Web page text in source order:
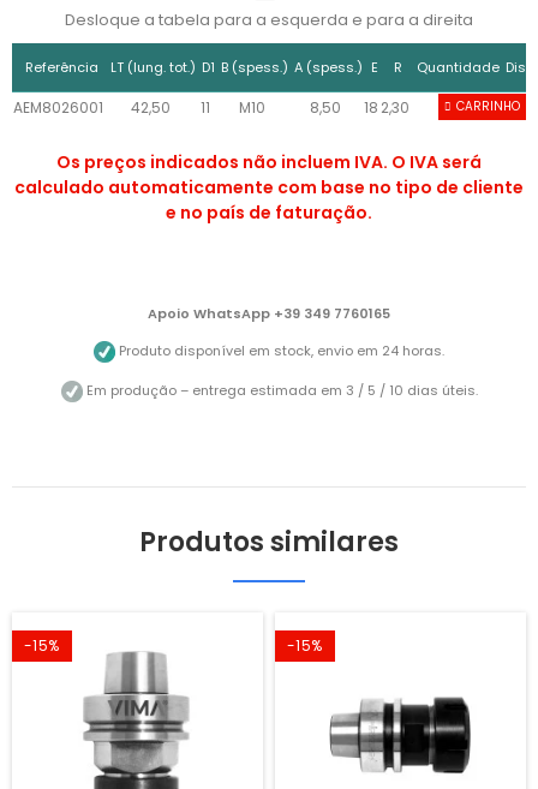
Desloque a tabela para a esquerda e para a direita
Referência LT (lung. tot.) D1 B (spess.) A (spess.) E R Quantidade
AEM8026001 42,50 11 M10 8,50 18 2,30 8CARRINHO
Os preços indicados não incluem IVA. O IVA será
calculado automaticamente com base no tipo de cliente
e no país de faturação.
Apoio WhatsApp +39 349 7760165
Produto disponível em stock, envio em 24 horas.
Em produção – entrega estimada em 3 / 5 / 10 dias úteis.
Produtos similares
-15% -15%